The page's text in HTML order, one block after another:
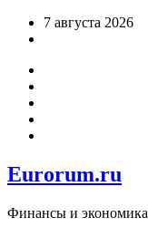
Перейти7 августа 2026
Eurorum.ru
Финансы и экономика